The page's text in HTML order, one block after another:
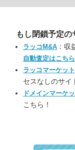
もし閉鎖予定の
ラッコM&A ：
自動査定はこちら
ラッコマーケット
セスなしのサイ
ドメインマーケ
こちら！